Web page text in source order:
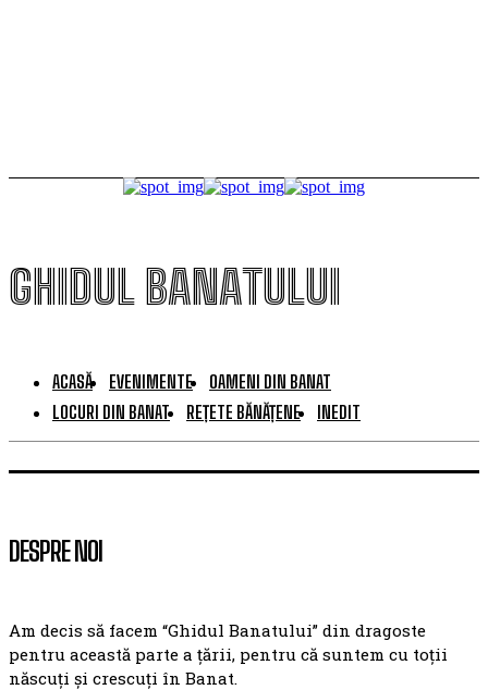
GHIDUL BANATULUI
ACASĂ EVENIMENTE
OAMENI DIN BANAT
LOCURI DIN BANAT
REȚETE BĂNĂȚENE INEDIT
DESPRE NOI
Am decis să facem “Ghidul Banatului” din dragoste
pentru această parte a țării, pentru că suntem cu toții
născuți și crescuți în Banat.